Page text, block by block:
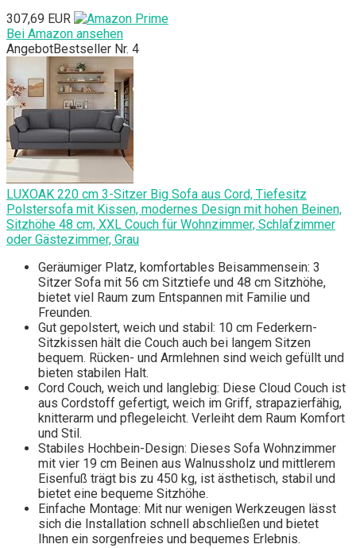
307,69 EUR
Bei Amazon ansehen
AngebotBestseller Nr. 4
LUXOAK 220 cm 3-Sitzer Big Sofa aus Cord, Tiefesitz
Polstersofa mit Kissen, modernes Design mit hohen Beinen,
Sitzhöhe 48 cm, XXL Couch für Wohnzimmer, Schlafzimmer
oder Gästezimmer, Grau
Geräumiger Platz, komfortables Beisammensein: 3
Sitzer Sofa mit 56 cm Sitztiefe und 48 cm Sitzhöhe,
bietet viel Raum zum Entspannen mit Familie und
Freunden.
Gut gepolstert, weich und stabil: 10 cm Federkern-
Sitzkissen hält die Couch auch bei langem Sitzen
bequem. Rücken- und Armlehnen sind weich gefüllt und
bieten stabilen Halt.
Cord Couch, weich und langlebig: Diese Cloud Couch ist
aus Cordstoff gefertigt, weich im Griff, strapazierfähig,
knitterarm und pflegeleicht. Verleiht dem Raum Komfort
und Stil.
Stabiles Hochbein-Design: Dieses Sofa Wohnzimmer
mit vier 19 cm Beinen aus Walnussholz und mittlerem
Eisenfuß trägt bis zu 450 kg, ist ästhetisch, stabil und
bietet eine bequeme Sitzhöhe.
Einfache Montage: Mit nur wenigen Werkzeugen lässt
sich die Installation schnell abschließen und bietet
Ihnen ein sorgenfreies und bequemes Erlebnis.